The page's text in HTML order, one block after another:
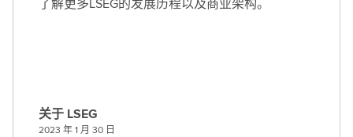
关
关于 LSEG
2023 年 1 月 30 日